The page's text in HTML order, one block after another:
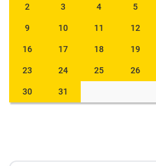
2 3 4 5
9 10 11 12
16 17 18 19
23 24 25 26
30 31